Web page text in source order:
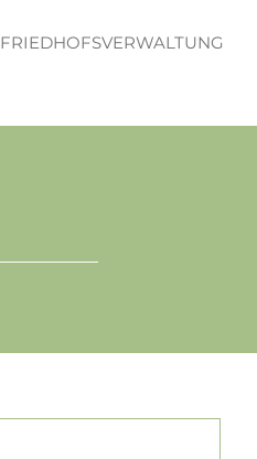
FRIEDHOFSVERWALTUNG